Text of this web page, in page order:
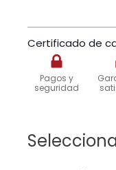
Certificado de
Pagos y
seguridad